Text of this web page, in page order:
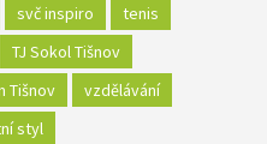
svč inspiro
tenis
TJ Sokol Tišnov
Tišnov
vzdělávání
styl